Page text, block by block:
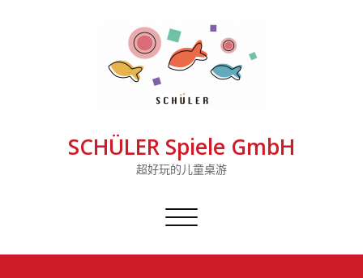
SCHÜLER Spiele GmbH
超好玩的儿童桌游
切
导